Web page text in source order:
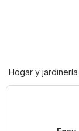
Hogar y jardinería